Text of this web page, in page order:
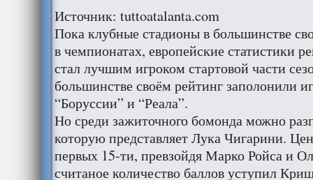
Источник: tuttoatalanta.com
Пока клубные стадионы в большинстве
в чемпионатах, европейские статистики
стал лучшим игроком стартовой части
большинстве своём рейтинг заполонили
“Боруссии” и “Реала”.
Но среди зажиточного бомонда можно
которую представляет Лука Чигарини.
первых 15-ти, превзойдя Марко Ройса и
считаное количество баллов уступил